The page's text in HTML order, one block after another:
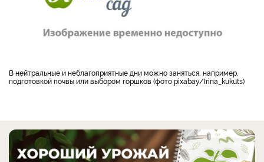
В нейтральные и неблагоприятные дни можно заняться, например,
подготовкой почвы или выбором горшков (фото pixabay/Irina_kukuts)